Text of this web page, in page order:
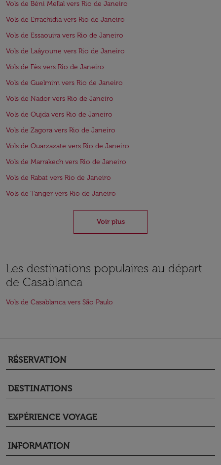
Vols de Béni Mellal vers Rio de Janeiro
Vols de Errachidia vers Rio de Janeiro
Vols de Essaouira vers Rio de Janeiro
Vols de Laâyoune vers Rio de Janeiro
Vols de Fès vers Rio de Janeiro
Vols de Guelmim vers Rio de Janeiro
Vols de Nador vers Rio de Janeiro
Vols de Oujda vers Rio de Janeiro
Vols de Zagora vers Rio de Janeiro
Vols de Ouarzazate vers Rio de Janeiro
Vols de Marrakech vers Rio de Janeiro
Vols de Rabat vers Rio de Janeiro
Vols de Tanger vers Rio de Janeiro
Voir plus
Les destinations populaires au départ
de Casablanca
Vols de Casablanca vers São Paulo
RÉSERVATION
keyboard_arrow_down
DESTINATIONS
keyboard_arrow_down
EXPÉRIENCE VOYAGE
keyboard_arrow_down
INFORMATION
keyboard_arrow_down